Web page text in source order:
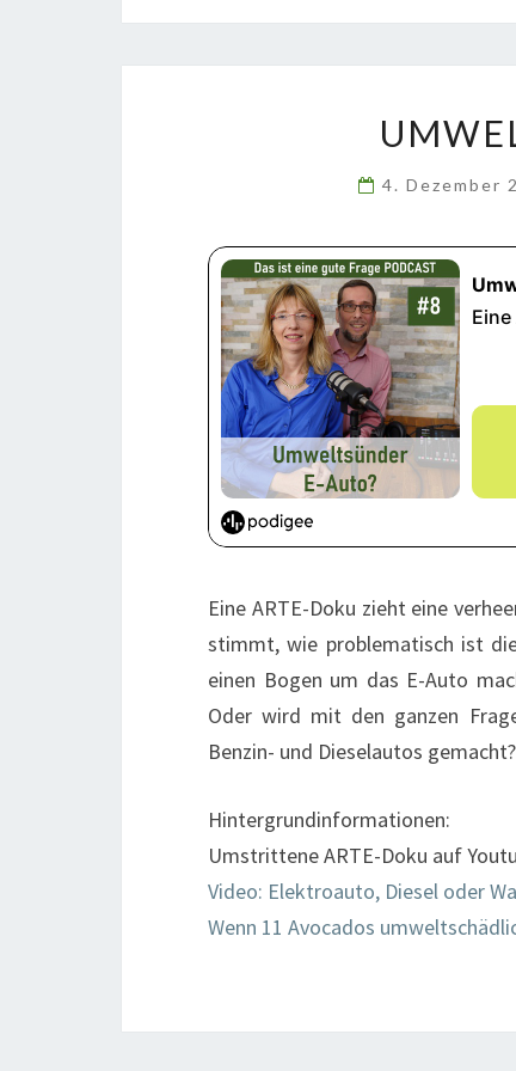
4. Dezember
Eine ARTE-Doku zieht eine
stimmt, wie problematisch ist
einen Bogen um das E-Auto
Oder wird mit den ganzen
Benzin- und Dieselautos
Hintergrundinformationen:
Umstrittene ARTE-Doku auf
Video: Elektroauto, Diesel oder
Wenn 11 Avocados